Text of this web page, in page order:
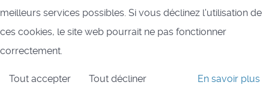
meilleurs services possibles. Si vous déclinez l'utilisation de
ces cookies, le site web pourrait ne pas fonctionner
correctement.
Tout accepter Tout décliner En savoir plus